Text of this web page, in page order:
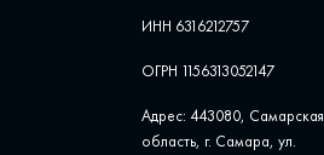
ИНН 6316212757
ОГРН 1156313052147
Адрес: 443080, Самарская
область, г. Самара, ул. ​